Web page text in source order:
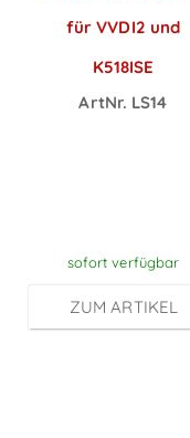
für VVDI2 und
K518ISE
ArtNr. LS14
sofort verfügbar
ZUM ARTIKEL